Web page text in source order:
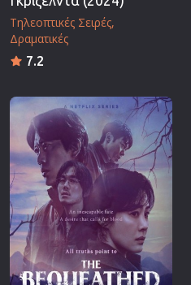
Τηλεοπτικές Σειρές
Δραματικές
7.2